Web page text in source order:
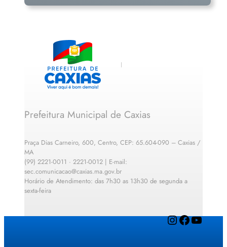
Prefeitura Municipal de Caxias
Praça Dias Carneiro, 600, Centro, CEP: 65.604-090 – Caxias /
MA
(99) 2221-0011 · 2221-0012 | E-mail:
sec.comunicacao@caxias.ma.gov.br
Horário de Atendimento: das 7h30 as 13h30 de segunda a
sexta-feira
InstagramFacebook YouTube